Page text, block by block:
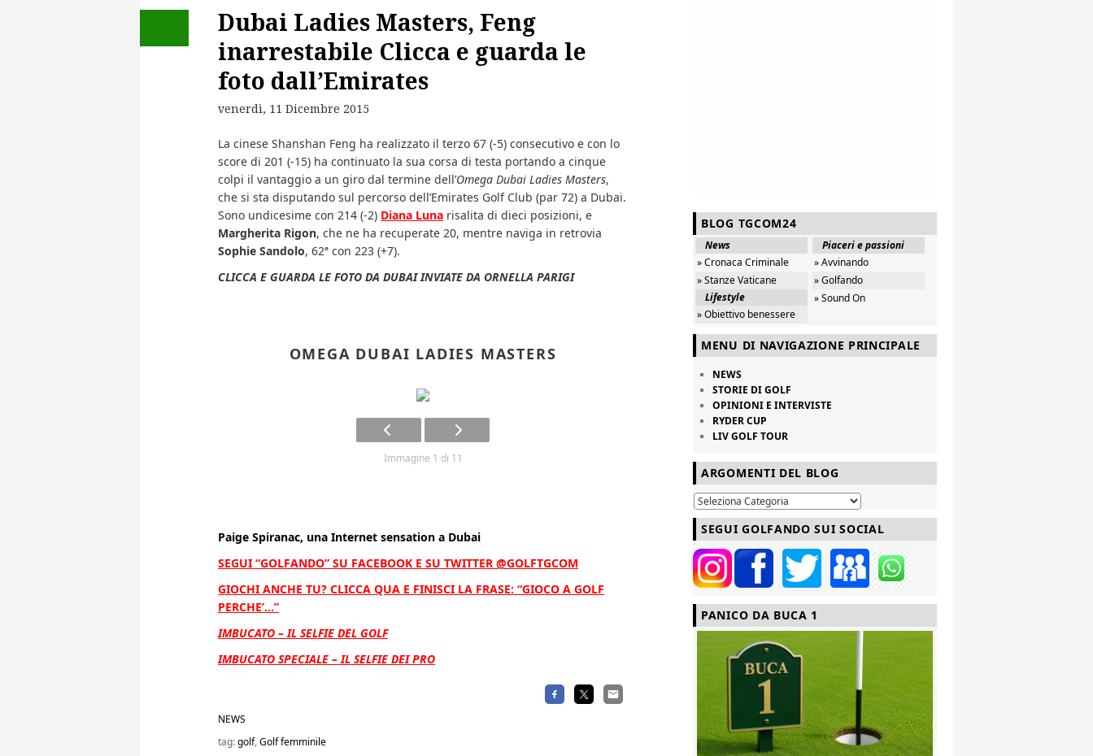
Dubai Ladies Masters, Feng
inarrestabile Clicca e guarda le
foto dall’Emirates
venerdì, 11 Dicembre 2015
La cinese Shanshan Feng ha realizzato il terzo 67 (-5) consecutivo e con lo
score di 201 (-15) ha continuato la sua corsa di testa portando a cinque
colpi il vantaggio a un giro dal termine dell’Omega Dubai Ladies Masters,
che si sta disputando sul percorso dell’Emirates Golf Club (par 72) a Dubai.
Sono undicesime con 214 (-2) Diana Luna risalita di dieci posizioni, e
Margherita Rigon, che ne ha recuperate 20, mentre naviga in retrovia
Sophie Sandolo, 62ª con 223 (+7).
CLICCA E GUARDA LE FOTO DA DUBAI INVIATE DA ORNELLA PARIGI
OMEGA DUBAI LADIES MASTERS
Immagine 1 di 11
Paige Spiranac, una Internet sensation a Dubai
SEGUI “GOLFANDO” SU FACEBOOK E SU TWITTER @GOLFTGCOM
GIOCHI ANCHE TU? CLICCA QUA E FINISCI LA FRASE: “GIOCO A GOLF
PERCHE’…”
IMBUCATO – IL SELFIE DEL GOLF
IMBUCATO SPECIALE – IL SELFIE DEI PRO
NEWS
tag:golf,Golf femminile
BLOG TGCOM24
News
» Cronaca Criminale
» Stanze Vaticane
Lifestyle
» Obiettivo benessere
Piaceri e passioni
» Avvinando
» Golfando
» Sound On
MENU DI NAVIGAZIONE PRINCIPALE
NEWS
STORIE DI GOLF
OPINIONI E INTERVISTE
RYDER CUP
LIV GOLF TOUR
ARGOMENTI DEL BLOG
SEGUI GOLFANDO SUI SOCIAL
PANICO DA BUCA 1